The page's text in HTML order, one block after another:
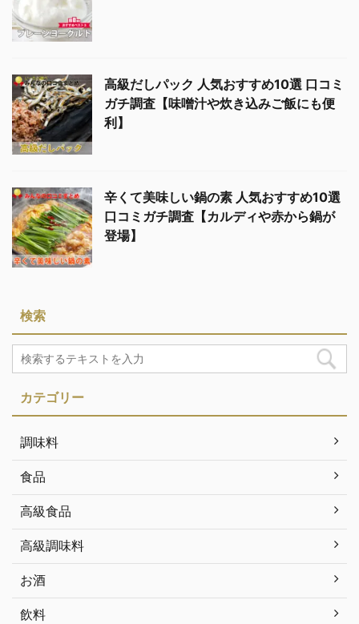
高級だしパック 人気おすすめ10選 口コミ
ガチ調査【味噌汁や炊き込みご飯にも便
利】
辛くて美味しい鍋の素 人気おすすめ10選
口コミガチ調査【カルディや赤から鍋が
登場】
検索
カテゴリー
調味料
食品
高級食品
高級調味料
お酒
飲料